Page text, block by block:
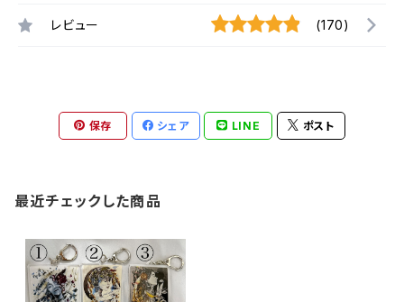
レビュー (170)
保存 シェア LINE ポスト
最近チェックした商品